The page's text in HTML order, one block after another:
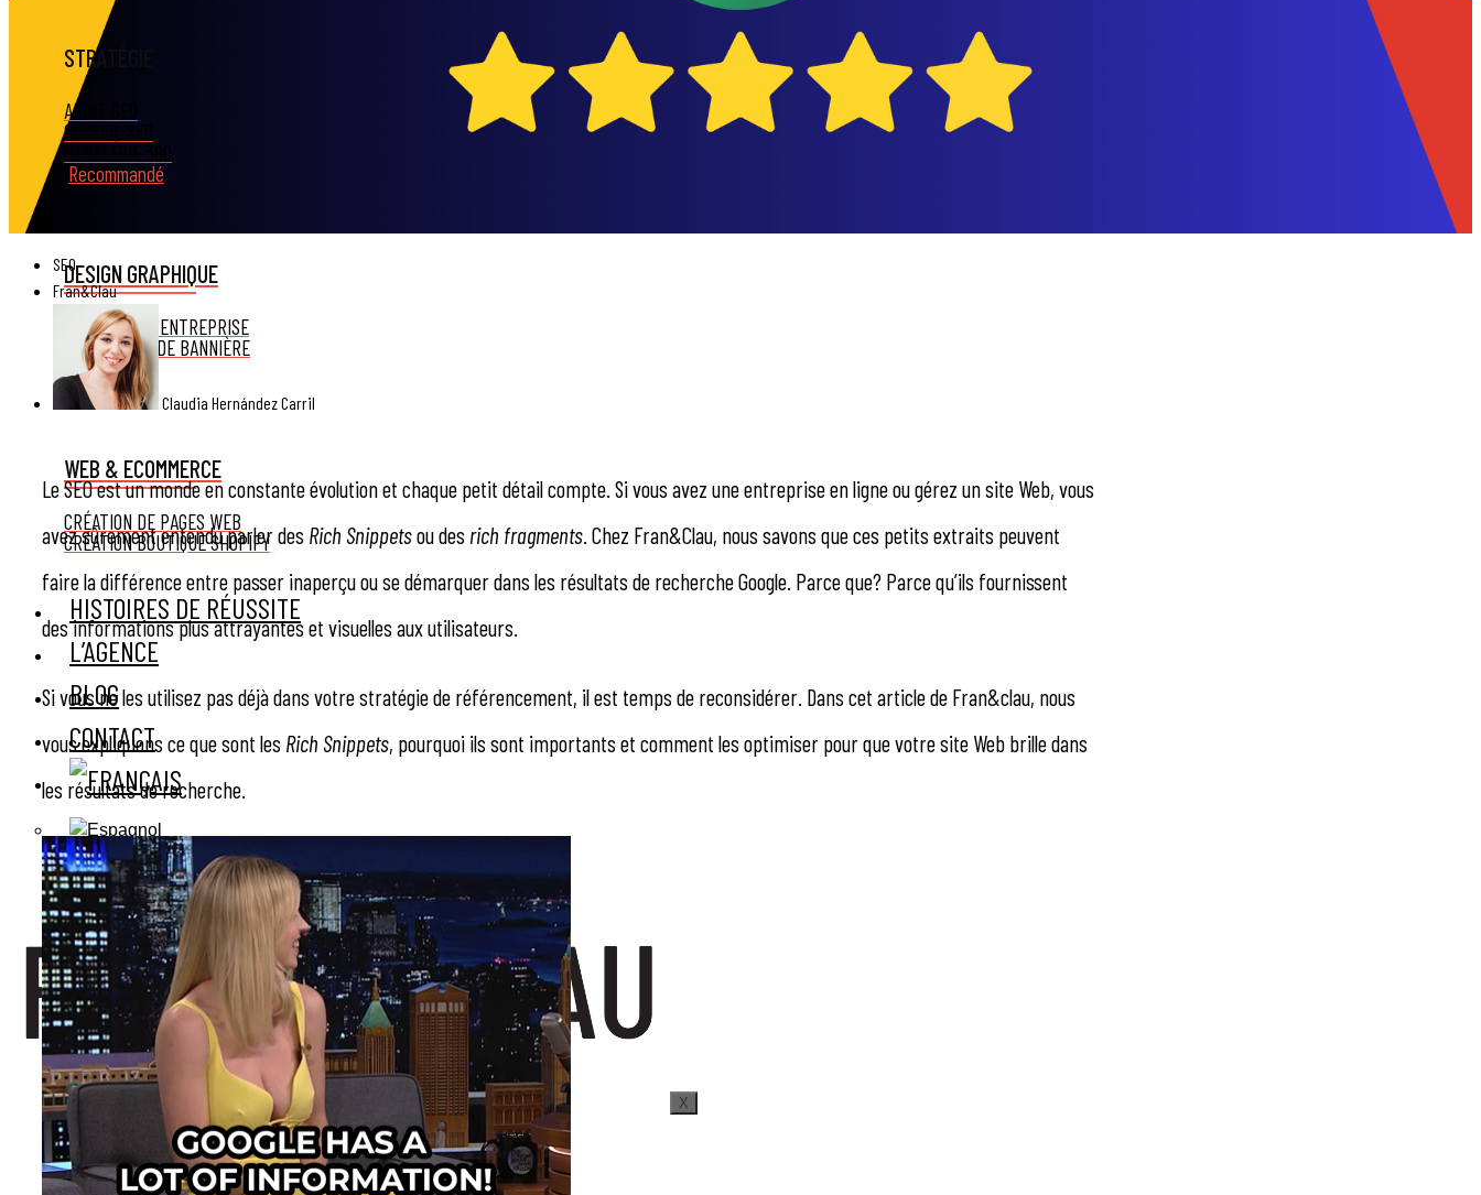
STRATÉGIE
AUDIT SEO
CONSEIL SEO
Recommandé
DESIGN GRAPHIQUE
L'IDENTITÉ D'ENTREPRISE
CONCEPTION DE BANNIÈRE
CATALOGUE
WEB & ECOMMERCE
CRÉATION DE PAGES WEB
CRÉATION BOUTIQUE SHOPIFY
HISTOIRES DE RÉUSSITE
L’AGENCE
BLOG
CONTACT
X
SEO
Fran&Clau
Claudia Hernández Carril
Le SEO est un monde en constante évolution et chaque petit détail compte. Si vous avez une entreprise en ligne ou gérez un site Web, vous
avez sûrement entendu parler des Rich Snippetsou des rich fragments. Chez Fran&Clau, nous savons que ces petits extraits peuvent
faire la différence entre passer inaperçu ou se démarquer dans les résultats de recherche Google. Parce que? Parce qu’ils fournissent
des informations plus attrayantes et visuelles aux utilisateurs.
Si vous ne les utilisez pas déjà dans votre stratégie de référencement, il est temps de reconsidérer. Dans cet article de Fran&clau, nous
vous expliquons ce que sont les Rich Snippets, pourquoi ils sont importants et comment les optimiser pour que votre site Web brille dans
les résultats de recherche.